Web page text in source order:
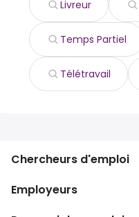
Livreur
Temps Partiel
Télétravail
Chercheurs d'emploi
Recherche d'emploi
Recherche de salaire
Employeurs